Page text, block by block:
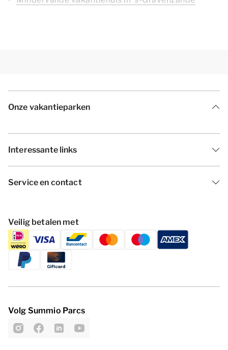
Onze vakantieparken
Interessante links
Service en contact
Veilig betalen met
Volg Summio Parcs